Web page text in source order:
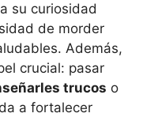
su curiosidad
de morder
Además,
crucial: pasar
trucos o
a fortalecer